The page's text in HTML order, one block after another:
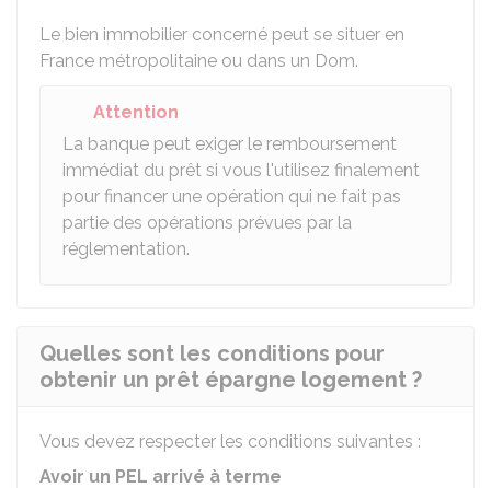
Le bien immobilier concerné peut se situer en
France métropolitaine ou dans un Dom.
Attention
La banque peut exiger le remboursement
immédiat du prêt si vous l'utilisez finalement
pour financer une opération qui ne fait pas
partie des opérations prévues par la
réglementation.
Quelles sont les conditions pour
obtenir un prêt épargne logement ?
Vous devez respecter les conditions suivantes :
Avoir un PEL arrivé à terme